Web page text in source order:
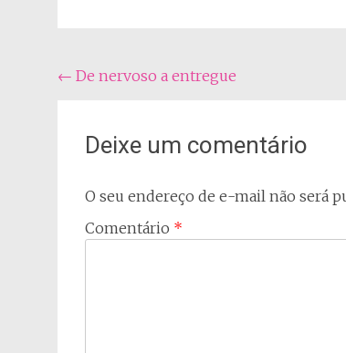
Navegação
post
← De nervoso a entregue
Deixe um comentário
O seu endereço de e-mail não será
Comentário *